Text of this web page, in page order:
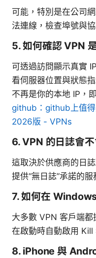
可能，特別是在公司
法連線，檢查埠號與
5. 如何確認 VPN
可透過訪問顯示真實
看伺服器位置與狀態
不再是你的本地 IP，
github：github上值
2026版 - VPNs
6. VPN 的日誌會
這取決於供應商的日
提供“無日誌”承諾的
7. 如何在
大多數 VPN 客戶端
在啟動時自動啟用 Kill
8. iPhone 與